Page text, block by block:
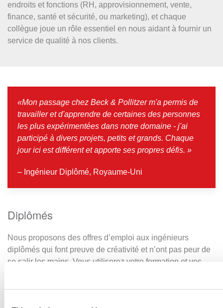
endroits et fonctions (RH, approvisionnement, vente,
finance, santé et sécurité, ou marketing), et chaque
collègue joue un rôle essentiel en nous aidant à fournir un
service de qualité à nos clients.
«Mon passage chez Beck & Pollitzer m'a permis de
travailler et d'apprendre de certaines des personnes
les plus expérimentées dans notre domaine - j'ai
participé à divers projets, petits et grands. Chaque
jour ici est différent et apporte ses propres défis. »
– Ingénieur Diplômé, Royaume-Uni
Diplômés
Nous proposons des offres d’emploi aux ingénieurs
diplômés qui font preuve de créativité et n’ont pas peur de
se salir les mains. Vous utiliserez votre formation et vos